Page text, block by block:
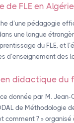
de FLE en Algérie
d’une pédagogie
une langue
du FLE, et
d’enseignement des
en didactique du
donnée par M.
de Méthodologie
comment ? »